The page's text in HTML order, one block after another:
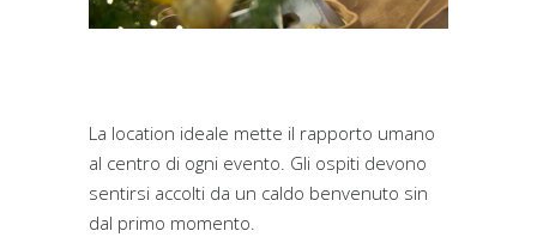
La location ideale mette il rapporto umano
al centro di ogni evento. Gli ospiti devono
sentirsi accolti da un caldo benvenuto sin
dal primo momento.